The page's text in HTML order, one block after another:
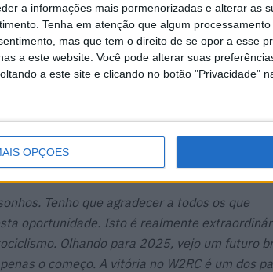
a informações mais pormenorizadas e alterar as
Tenha em atenção que algum
mas que tem o direito de se opor a esse
a este website. Você pode alterar suas
a este site e clicando no botão "Privacidade"
OPÇÕES
nível é igualmente surpreendente. “É algo
– temos apenas 2,6 milhões de
o número 1 de campeão mundial e é um
no dia 3 de janeiro.
Tenho que agradecer a todos os que
oportunidade. Isto é realmente
Olhando para 2025, vejo um futuro
o começo. A vitória no W2RC é um dos